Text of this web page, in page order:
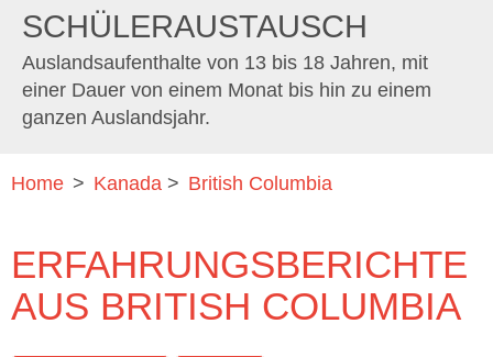
SCHÜLERAUSTAUSCH
Auslandsaufenthalte von 13 bis 18 Jahren, mit
einer Dauer von einem Monat bis hin zu einem
ganzen Auslandsjahr.
Home > Kanada > British Columbia
ERFAHRUNGSBERICHTE
AUS BRITISH COLUMBIA